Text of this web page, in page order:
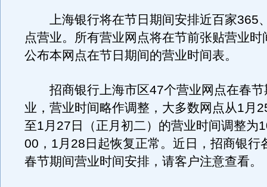
上海银行将在节日期间安排近百家365
点营业。所有营业网点将在节前张贴营业时
公布本网点在节日期间的营业时间表。
招商银行上海市区47个营业网点在春节
业，营业时间略作调整，大多数网点从1月
至1月27日（正月初二）的营业时间调整为
00，1月28日起恢复正常。近日，招商银行
春节期间营业时间安排，请客户注意查看。